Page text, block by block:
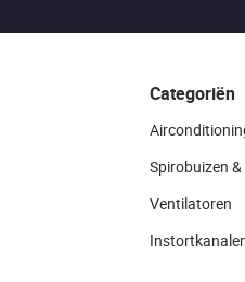
Categoriën
Spirobuizen
Ventilatoren